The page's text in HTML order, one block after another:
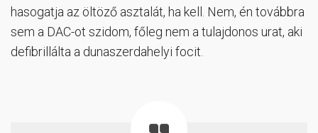
hasogatja az öltöző asztalát, ha kell. Nem, én továbbra
sem a DAC-ot szidom, főleg nem a tulajdonos urat, aki
defibrillálta a dunaszerdahelyi focit.